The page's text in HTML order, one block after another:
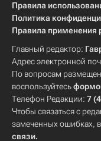
Правила
Политика
Правила применения
Главный редактор:
Адрес электронной
По вопросам
воспользуйтесь
Телефон Редакции: 7
Чтобы связаться с
замеченных ошибках,
связи.